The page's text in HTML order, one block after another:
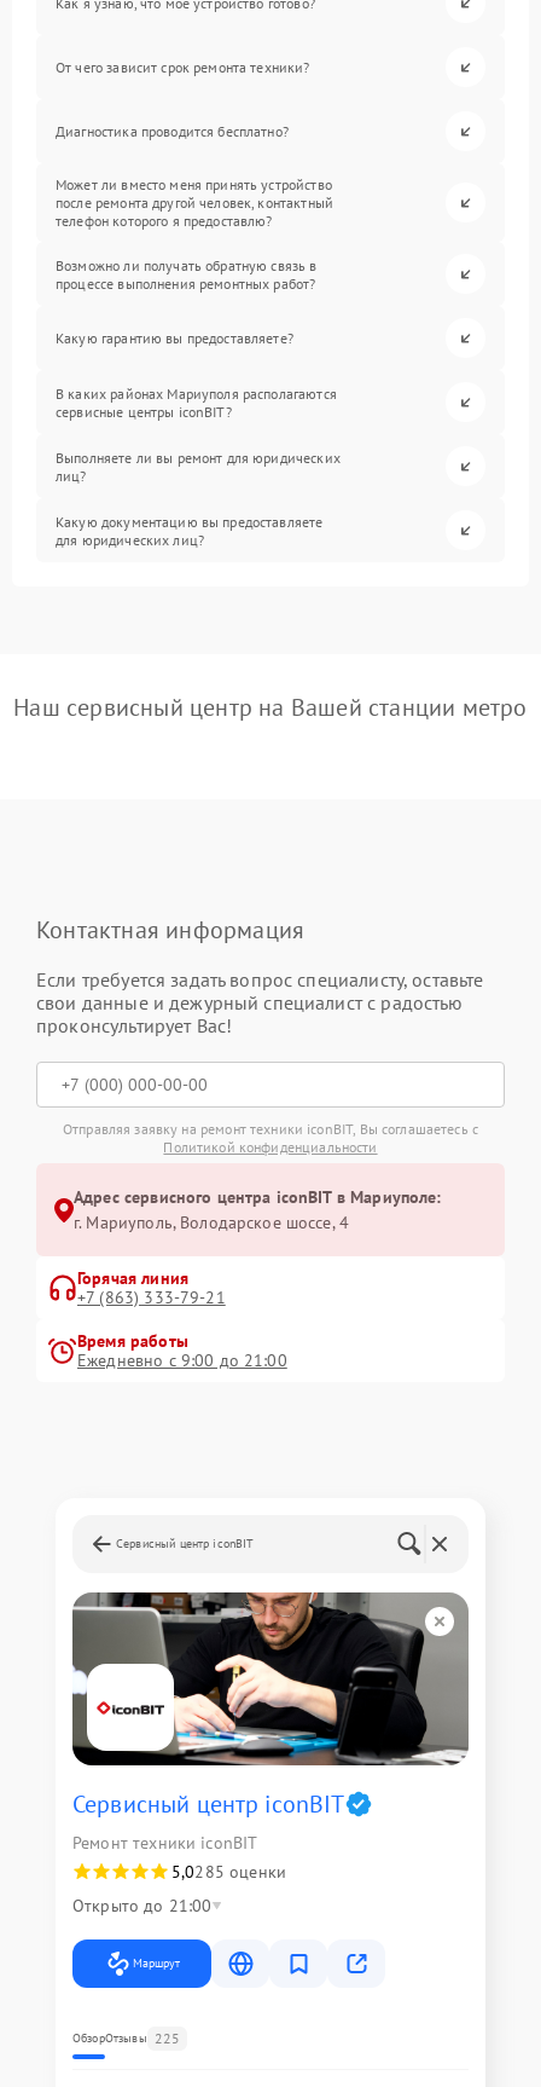
От чего зависит срок ремонта техники?
Диагностика проводится бесплатно?
Может ли вместо меня принять устройство
после ремонта другой человек, контактный
телефон которого я предоставлю?
Возможно ли получать обратную связь в
процессе выполнения ремонтных работ?
Какую гарантию вы предоставляете?
В каких районах Мариуполя располагаются
сервисные центры iconBIT?
Выполняете ли вы ремонт для юридических
лиц?
Какую документацию вы предоставляете
для юридических лиц?
Наш сервисный центр на Вашей станции метро
Контактная информация
Если требуется задать вопрос специалисту, оставьте
свои данные и дежурный специалист с радостью
проконсультирует Вас!
Отправляя заявку на ремонт техники iconBIT, Вы соглашаетесь с
Политикой конфиденциальности
Адрес сервисного центра iconBIT в Мариуполе:
г. Мариуполь, Володарское шоссе, 4
Горячая линия
+7 (863) 333-79-21
Время работы
Ежедневно с 9:00 до 21:00
Сервисный центр iconBIT
Сервисный центр iconBIT
Ремонт техники iconBIT
5,0285 оценки
Открыто до 21:00
Маршрут
ОбзорОтзывы 225